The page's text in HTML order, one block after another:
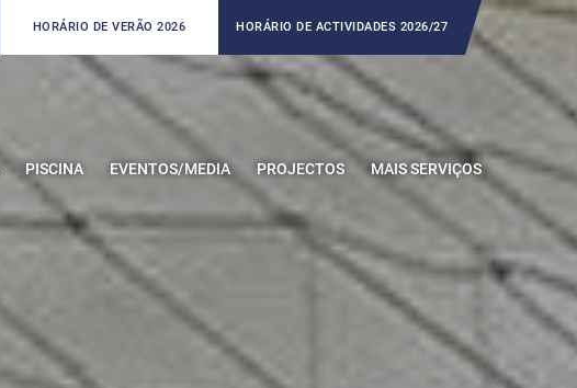
HORÁRIO DE VERÃO 2026 HORÁRIO DE ACTIVIDADES 2026/27
PISCINA EVENTOS/MEDIA PROJECTOS MAIS SERVIÇOS